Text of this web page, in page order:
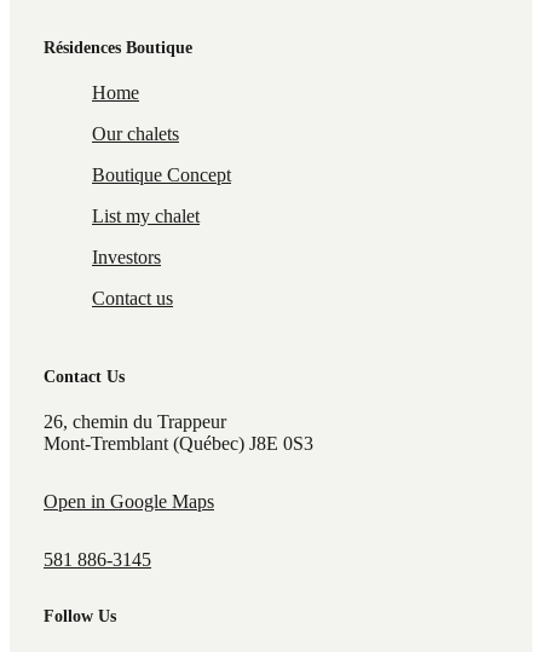
Résidences Boutique
Home
Our chalets
Boutique Concept
List my chalet
Investors
Contact us
Contact Us
26, chemin du Trappeur
Mont-Tremblant (Québec) J8E 0S3
Open in Google Maps
581 886-3145
Follow Us